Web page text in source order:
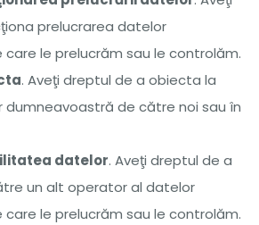
prelucrarea datelor
le prelucrăm sau le controlăm.
. Aveţi dreptul de a obiecta la
de către noi sau în
datelor. Aveţi dreptul de a
un alt operator al datelor
le prelucrăm sau le controlăm.